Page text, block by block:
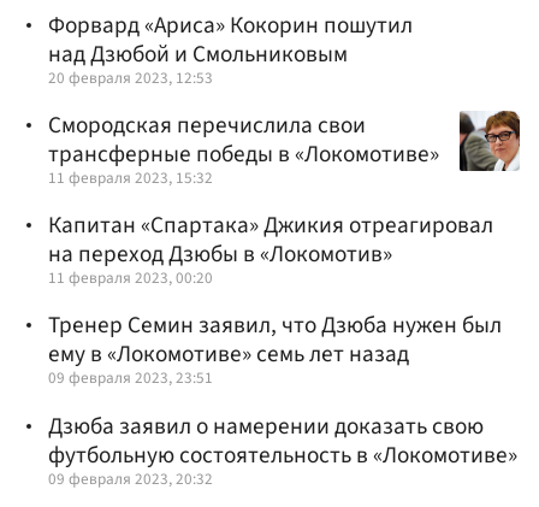
Форвард «Ариса» Кокорин пошутил
над Дзюбой и Смольниковым
20 февраля 2023, 12:53
Смородская перечислила свои
трансферные победы в «Локомотиве»
11 февраля 2023, 15:32
Капитан «Спартака» Джикия отреагировал
на переход Дзюбы в «Локомотив»
11 февраля 2023, 00:20
Тренер Семин заявил, что Дзюба нужен был
ему в «Локомотиве» семь лет назад
09 февраля 2023, 23:51
Дзюба заявил о намерении доказать свою
футбольную состоятельность в «Локомотиве»
09 февраля 2023, 20:32